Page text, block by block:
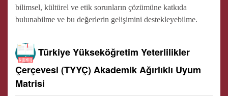
bilimsel, kültürel ve etik sorunların çözümüne katkıda
bulunabilme ve bu değerlerin gelişimini destekleyebilme.
Türkiye Yükseköğretim Yeterlilikler
Çerçevesi (TYYÇ) Akademik Ağırlıklı Uyum
Matrisi